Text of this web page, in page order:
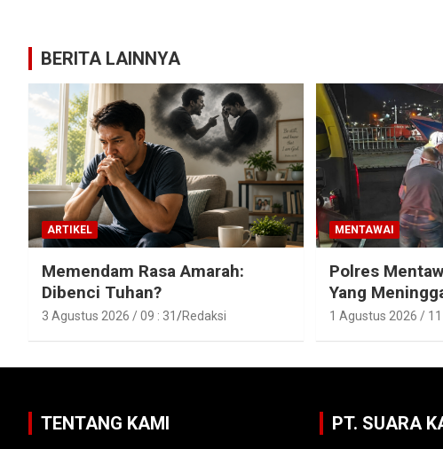
BERITA LAINNYA
ARTIKEL
Memendam Rasa Amarah:
Dibenci Tuhan?
3 Agustus 2026 / 09 : 31 Redaksi
MENTAWAI
Polres
Yang
Karamajat,
1 Agustus 2026 / 11
TENTANG KAMI PT. SUARA